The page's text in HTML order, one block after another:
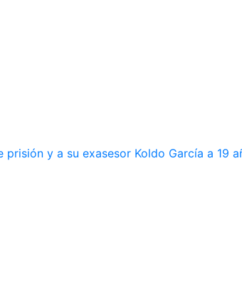
y a su exasesor Koldo García a 19